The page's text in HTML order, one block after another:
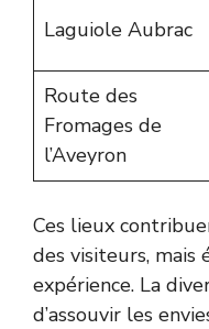
Laguiole Aubrac
Route des
Fromages de
l’Aveyron
Ces lieux
des visiteurs, mais
expérience. La
d’assouvir les